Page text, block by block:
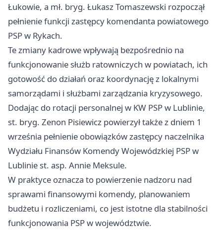
Łukowie, a mł. bryg. Łukasz Tomaszewski rozpoczął
pełnienie funkcji zastępcy komendanta powiatowego
PSP w Rykach.
Te zmiany kadrowe wpływają bezpośrednio na
funkcjonowanie służb ratowniczych w powiatach, ich
gotowość do działań oraz koordynację z lokalnymi
samorządami i służbami zarządzania kryzysowego.
Dodając do rotacji personalnej w KW PSP w Lublinie,
st. bryg. Zenon Pisiewicz powierzył także z dniem 1
września pełnienie obowiązków zastępcy naczelnika
Wydziału Finansów Komendy Wojewódzkiej PSP w
Lublinie st. asp. Annie Meksule.
W praktyce oznacza to powierzenie nadzoru nad
sprawami finansowymi komendy, planowaniem
budżetu i rozliczeniami, co jest istotne dla stabilności
funkcjonowania PSP w województwie.